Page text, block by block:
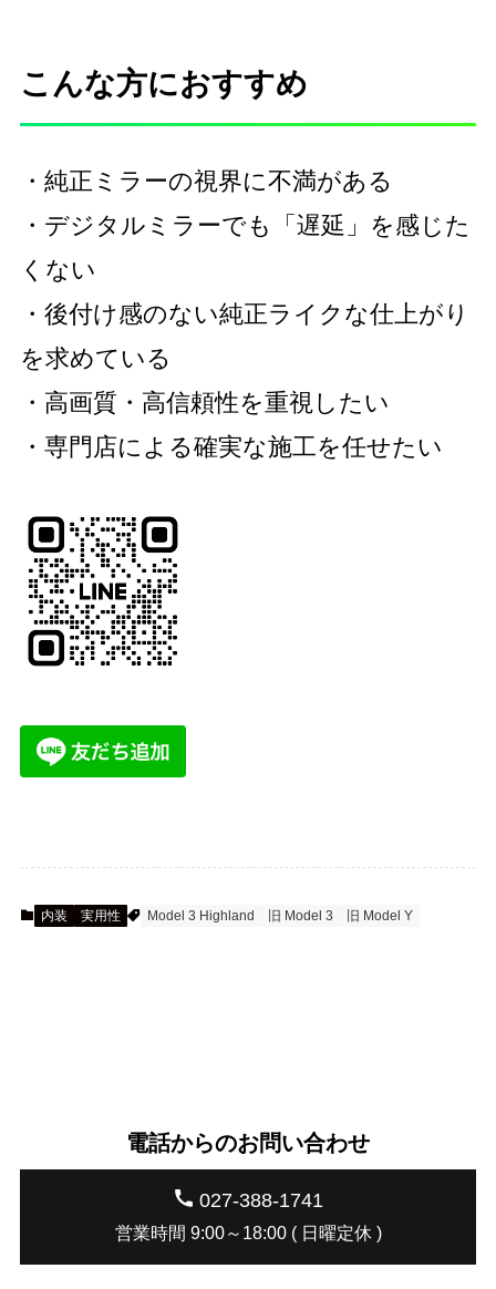
こんな方におすすめ
・純正ミラーの視界に不満がある
・デジタルミラーでも「遅延」を感じた
くない
・後付け感のない純正ライクな仕上がり
を求めている
・高画質・高信頼性を重視したい
・専門店による確実な施工を任せたい
内装 実用性 Model 3 Highland 旧 Model 3 旧 Model Y
電話からのお問い合わせ
027-388-1741
営業時間 9:00～18:00 ( 日曜定休 )